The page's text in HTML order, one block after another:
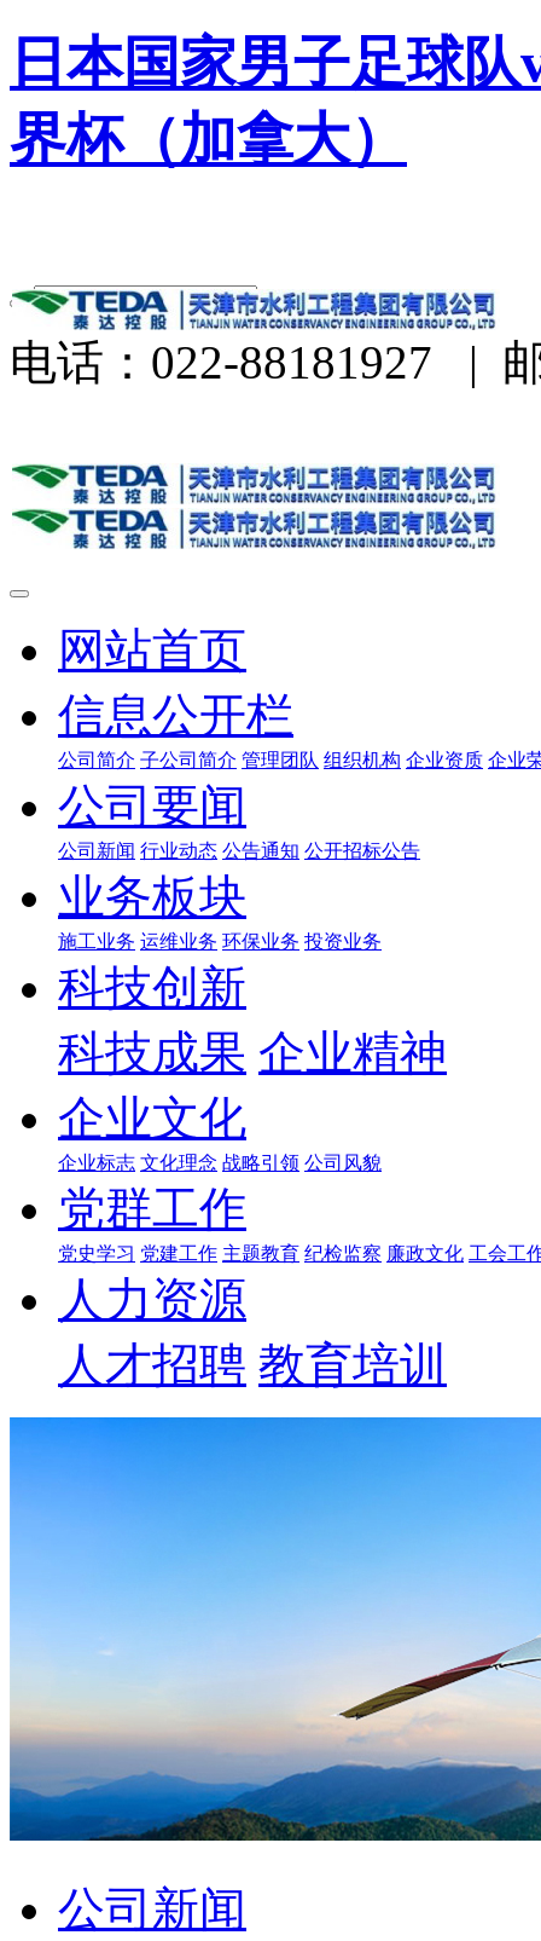
日本国家男子足球
界杯（加拿大）
电话：022-88181927 |
网站首页
信息公开栏
公司简介 子公司简介 管理团队 组织机构 企业资质 企业
公司要闻
公司新闻 行业动态 公告通知 公开招标公告
业务板块
施工业务 运维业务 环保业务 投资业务
科技创新
科技成果 企业精神
企业文化
企业标志 文化理念 战略引领 公司风貌
党群工作
党史学习 党建工作 主题教育 纪检监察 廉政文化 工会工
人力资源
人才招聘 教育培训
公司新闻